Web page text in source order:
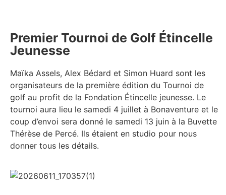
Premier Tournoi de Golf Étincelle
Jeunesse
Maïka Assels, Alex Bédard et Simon Huard sont les
organisateurs de la première édition du Tournoi de
golf au profit de la Fondation Étincelle jeunesse. Le
tournoi aura lieu le samedi 4 juillet à Bonaventure et le
coup d’envoi sera donné le samedi 13 juin à la Buvette
Thérèse de Percé. Ils étaient en studio pour nous
donner tous les détails.